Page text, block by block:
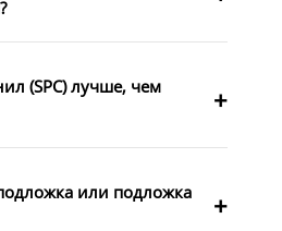
(SPC) лучше, чем
или подложка